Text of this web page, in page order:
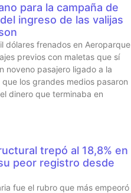
para la campaña de
ingreso de las valijas
dólares frenados en Aeroparque
previos con maletas que sí
noveno pasajero ligado a la
los grandes medios pasaron
dinero que terminaba en
trepó al 18,8% en
peor registro desde
fue el rubro que más empeoró